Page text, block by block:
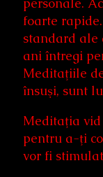
personale.
foarte
standard ale
ani întregi
Meditaţiile
însuşi, sunt
Meditaţia vid
pentru a-ţi
vor fi